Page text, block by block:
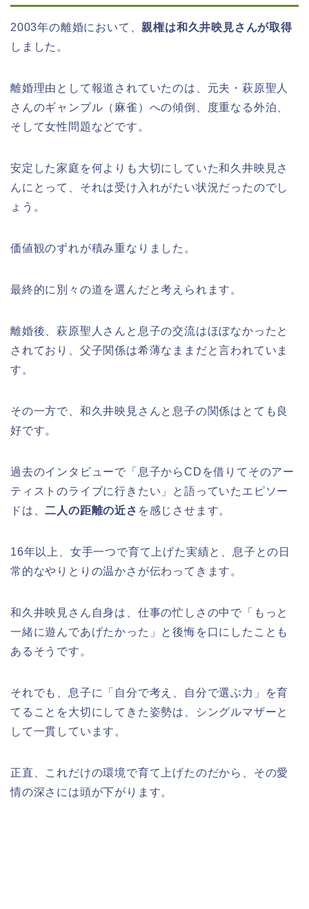
2003年の離婚において、親権は和久井映見さんが取得
しました。
離婚理由として報道されていたのは、元夫・萩原聖人
さんのギャンブル（麻雀）への傾倒、度重なる外泊、
そして女性問題などです。
安定した家庭を何よりも大切にしていた和久井映見さ
んにとって、それは受け入れがたい状況だったのでし
ょう。
価値観のずれが積み重なりました。
最終的に別々の道を選んだと考えられます。
離婚後、萩原聖人さんと息子の交流はほぼなかったと
されており、父子関係は希薄なままだと言われていま
す。
その一方で、和久井映見さんと息子の関係はとても良
好です。
過去のインタビューで「息子からCDを借りてそのアー
ティストのライブに行きたい」と語っていたエピソー
ドは、二人の距離の近さ を感じさせます。
16年以上、女手一つで育て上げた実績と、息子との日
常的なやりとりの温かさが伝わってきます。
和久井映見さん自身は、仕事の忙しさの中で「もっと
一緒に遊んであげたかった」と後悔を口にしたことも
あるそうです。
それでも、息子に「自分で考え、自分で選ぶ力」を育
てることを大切にしてきた姿勢は、シングルマザーと
して一貫しています。
正直、これだけの環境で育て上げたのだから、その愛
情の深さには頭が下がります。